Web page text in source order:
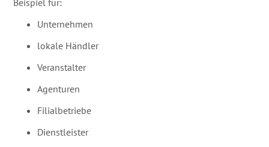
Beispiel für:
Unternehmen
lokale Händler
Veranstalter
Agenturen
Filialbetriebe
Dienstleister